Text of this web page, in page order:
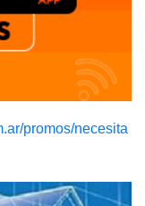
promos/necesita